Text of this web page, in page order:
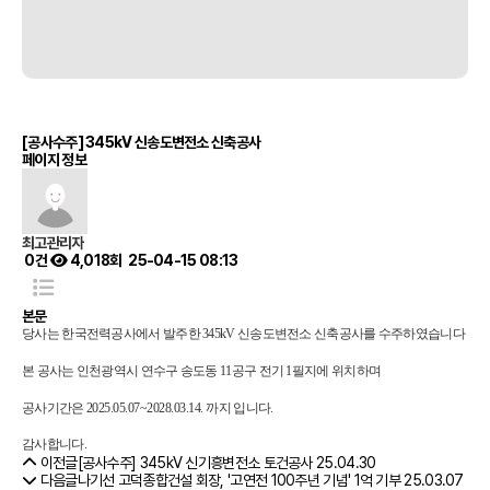
[공사수주] 345kV 신송도변전소 신축공사
페이지 정보
최고관리자
0건
4,018회 25-04-15 08:13
본문
당사는 한국전력공사에서 발주한 345kV 신송도변전소 신축공사를 수주하였습니다
본 공사는 인천광역시 연수구 송도동 11공구 전기 1필지에 위치하며
공사기간은 2025.05.07~2028.03.14.까지 입니다.
감사합니다.
이전글[공사수주] 345kV 신기흥변전소 토건공사 25.04.30
다음글나기선 고덕종합건설 회장, '고연전 100주년 기념' 1억 기부 25.03.07